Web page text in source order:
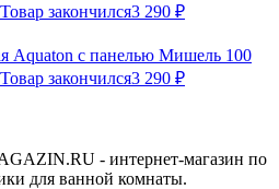
Товар закончился3 290 ₽
Aquaton с панелью Мишель 100
Товар закончился3 290 ₽
- интернет-магазин по
для ванной комнаты.